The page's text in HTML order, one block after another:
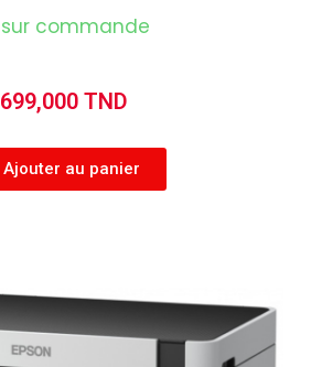
sur commande
699,000 TND
Ajouter au panier